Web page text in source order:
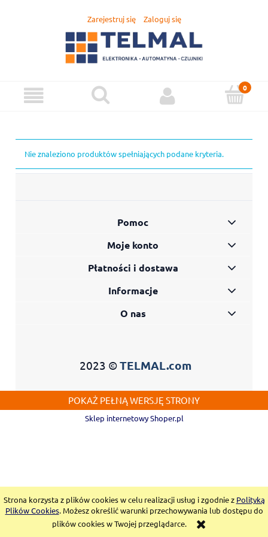
Strona korzysta z plików cookies w celu realizacji usług i zgodnie z Polityką
Plików Cookies. Możesz określić warunki przechowywania lub dostępu do
plików cookies w Twojej przeglądarce.
Zarejestruj się Zaloguj się
Nie znaleziono produktów spełniających podane kryteria.
Pomoc
Moje konto
Płatności i dostawa
Informacje
O nas
2023 ©TELMAL.com
POKAŻ PEŁNĄ WERSJĘ STRONY
Sklep internetowy Shoper.pl